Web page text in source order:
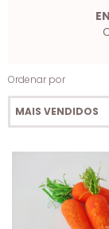
Ordenar por